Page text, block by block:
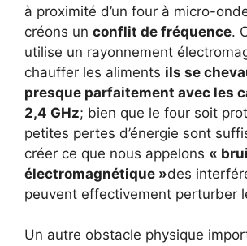
à proximité d’un four à micro-
créons un conflit de fréquence.
utilise un rayonnement
chauffer les aliments ils se
presque parfaitement avec les
2,4 GHz; bien que le four soit
petites pertes d’énergie sont
créer ce que nous appelons «
électromagnétique »des
peuvent effectivement perturber
Un autre obstacle physique